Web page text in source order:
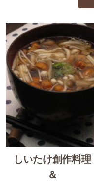
しいたけ創作料理
＆